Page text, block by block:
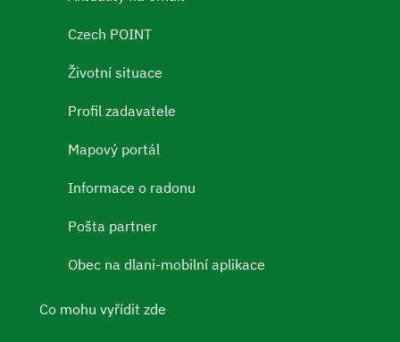
Czech POINT
Životní situace
Profil zadavatele
Mapový portál
Informace o radonu
Pošta partner
Obec na dlani-mobilní aplikace
Co mohu vyřídit zde